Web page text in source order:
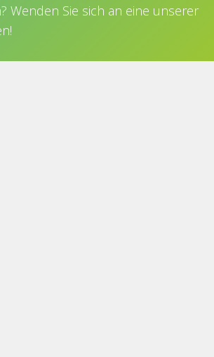
Wenden Sie sich an eine unserer